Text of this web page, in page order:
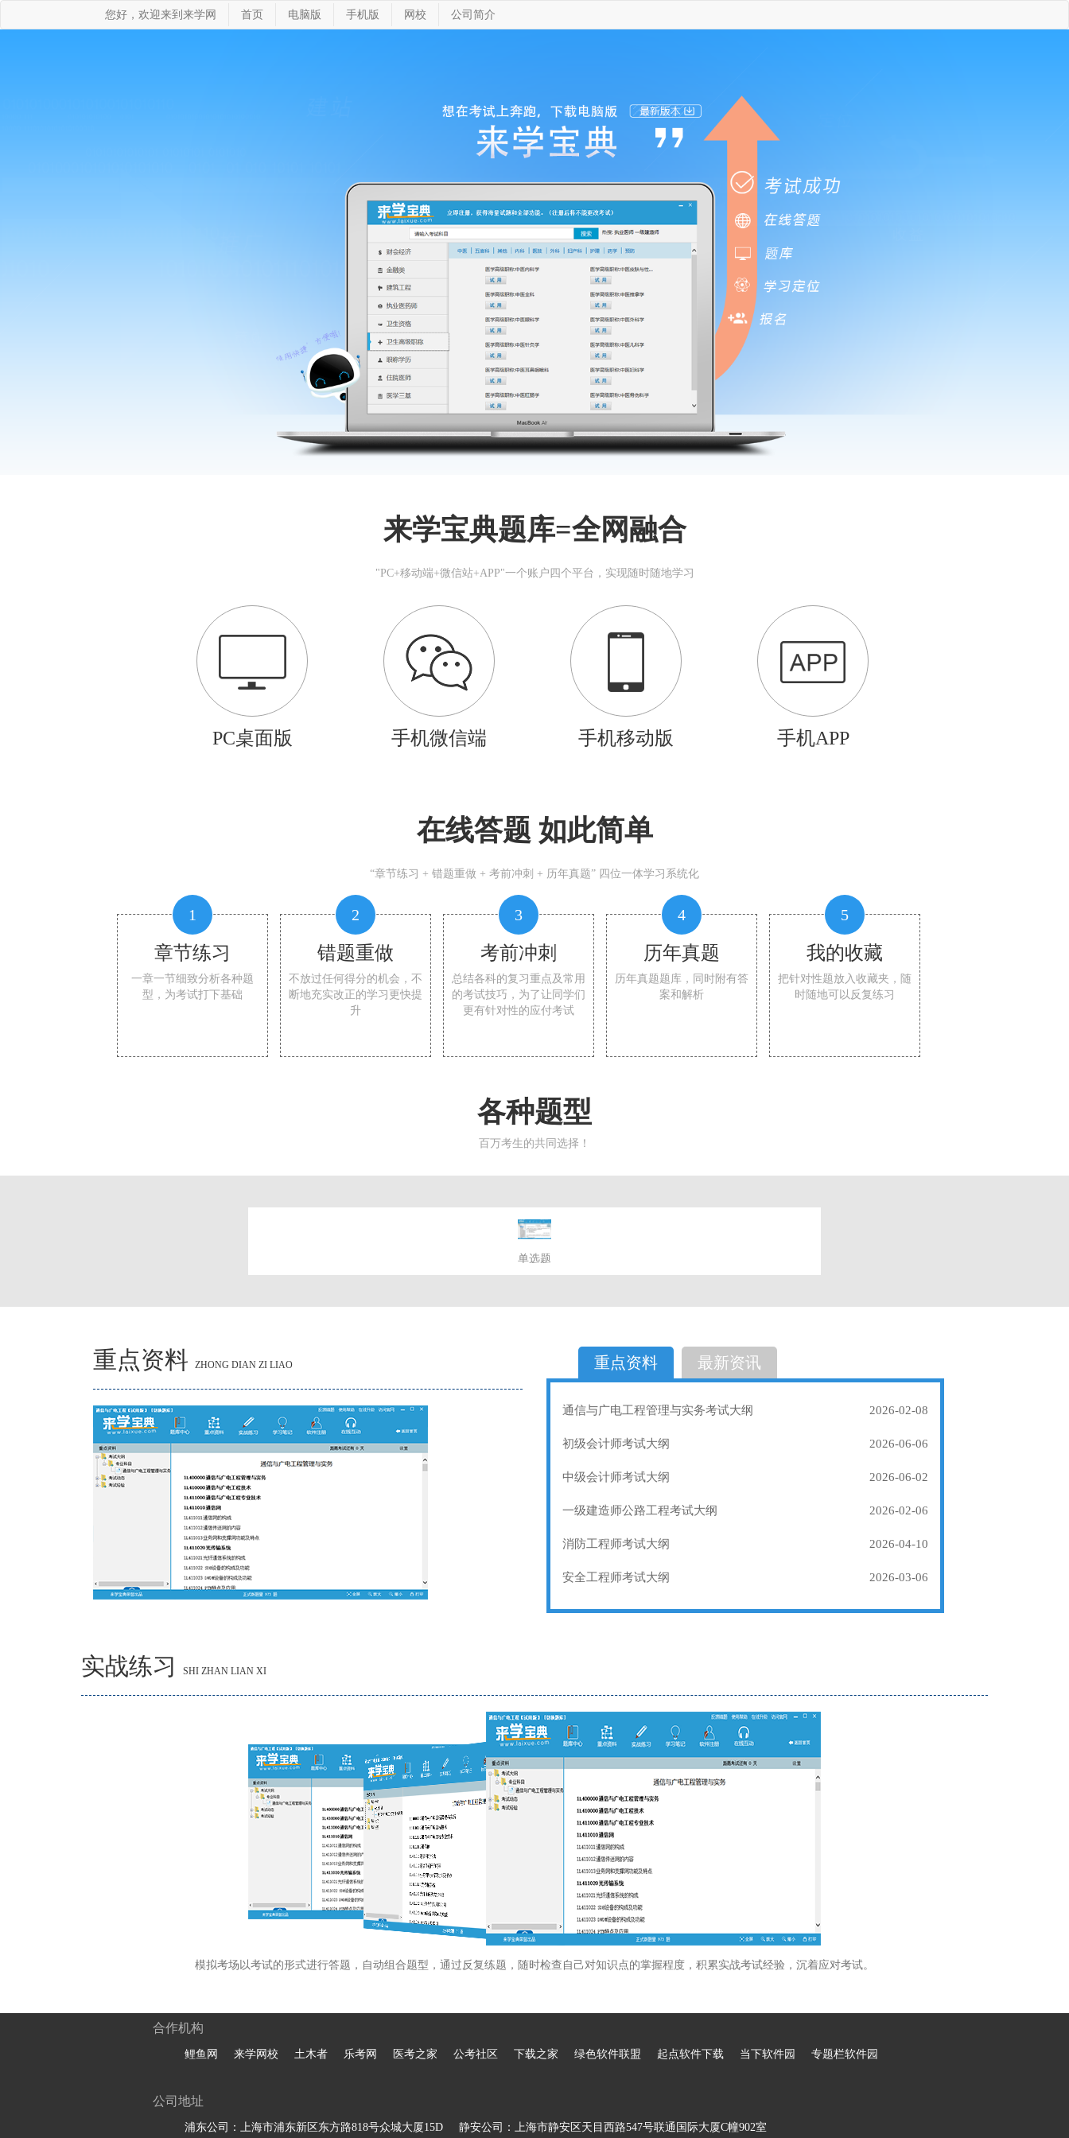
您好，欢迎来到来学网 首页 电脑版 手机版 网校 公司简介
来学宝典题库=全网融合
"PC+移动端+微信站+APP"一个账户四个平台，实现随时随地学习
PC桌面版 手机微信端 手机移动版 手机APP
在线答题 如此简单
“章节练习 + 错题重做 + 考前冲刺 + 历年真题” 四位一体学习系统化
1
章节练习
一章一节细致分析各种题
型，为考试打下基础
2
错题重做
不放过任何得分的机会，不
断地充实改正的学习更快提
升
3
考前冲刺
总结各科的复习重点及常用
的考试技巧，为了让同学们
更有针对性的应付考试
4
历年真题
历年真题题库，同时附有答
案和解析
5
我的收藏
把针对性题放入收藏夹，随
时随地可以反复练习
各种题型
百万考生的共同选择！
单选题
选择题
重点资料 ZHONG DIAN ZI LIAO 重点资料 最新资讯
通信与广电工程管理与实务考试大纲 2026-02-08
初级会计师考试大纲 2026-06-06
中级会计师考试大纲 2026-06-02
一级建造师公路工程考试大纲 2026-02-06
消防工程师考试大纲 2026-04-10
安全工程师考试大纲 2026-03-06
实战练习 SHI ZHAN LIAN XI
模拟考场以考试的形式进行答题，自动组合题型，通过反复练题，随时检查自己对知识点的掌握程度，积累实战考试经验，沉着应对考试。
合作机构
鲤鱼网 来学网校 土木者 乐考网 医考之家 公考社区 下载之家 绿色软件联盟 起点软件下载 当下软件园 专题栏软件园
公司地址
浦东公司：上海市浦东新区东方路818号众城大厦15D 静安公司：上海市静安区天目西路547号联通国际大厦C幢902室